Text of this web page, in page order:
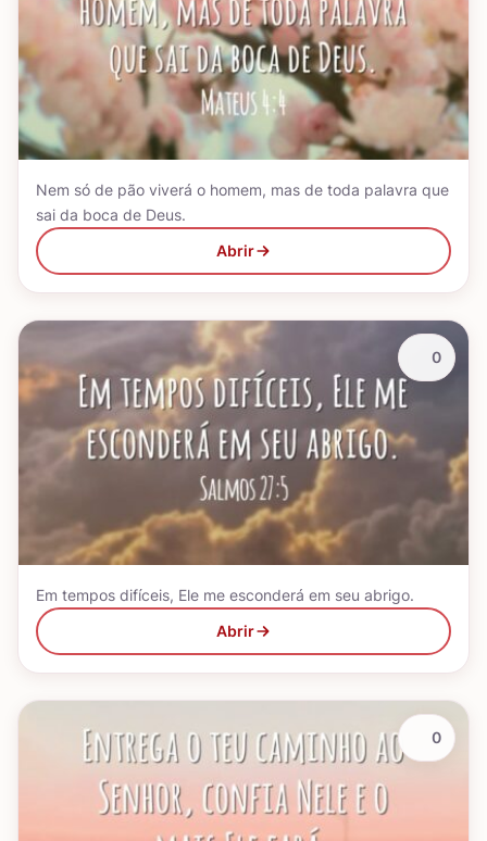
Nem só de pão viverá o homem, mas de toda palavra que
sai da boca de Deus.
Abrir
Em tempos difíceis, Ele me esconderá em seu abrigo.
Abrir
0
0